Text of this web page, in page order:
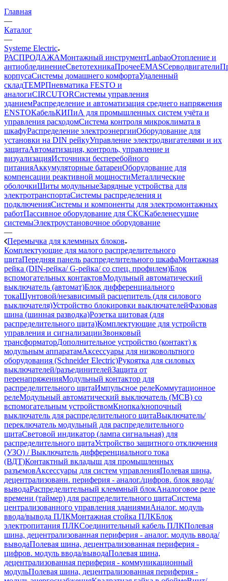
Главная
—
Каталог
—
Systeme Electric
РАСПРОДАЖАМонтажный инструментLanbaoОтопление и
антиоблединениеСветотехникаПрочееEMASCерводвигатели
корпусаСистемы домашнего комфортаУдаленный
складTEMPПневматика FESTO и
аналогиCIRCUTORСистемы управления
зданиемРаспределение и автоматизация среднего напряжения
ENSTOКабельКИПиА для промышленных систем учёта и
управления расходомСистема контроля микроклимата в
шкафуРаспределение электроэнергииОборудование для
установки на DIN рейкуУправление электродвигателями и их
защитаАвтоматизация, контроль, управление и
визуализацияИсточники бесперебойного
питанияАккумуляторные батареиОборудование для
компенсации реактивной мощностиМеталлические
оболочкиЩиты модульныеЗарядные устройства для
электротранспортаСистемы распределения и
подключенияСистемы и компоненты для электромонтажных
работПассивное оборудование для СКСКабеленесущие
системыЭлектроустановочное оборудование
—
Перемычка для клеммных блоков
Комплектующие для малого распределительного
щитаПередняя панель распределительного шкафаМонтажная
рейка (DIN-рейка/ G-рейка/ со спец. профилем)Блок
вспомогательных контактовМодульный автоматический
выключатель (автомат)Блок дифференциального
токаШунтовой/независимый расцепитель (для силового
выключателя)Устройство блокировки выключателейФазовая
шина (шинная разводка)Розетка щитовая (для
распределительного щита)Комплектующие для устройств
управления и сигнализацииЗвонковый
трансформаторДополнительное устройство (контакт) к
модульным аппаратамАксессуары для низковольтного
оборудования (Schneider Electric)Рукоятка для силовых
выключателей/разъединителейЗащита от
перенапряженияМодульный контактор для
распределительного щитаИмпульсное релеКоммутационное
релеМодульный автоматический выключатель (MCB) со
вспомогательным устройствомКнопка/кнопочный
выключатель для распределительного щитаВыключатель/
переключатель модульный для распределительного
щитаСветовой индикатор (лампа сигнальная) для
распределительного щитаУстройство защитного отключения
(УЗО) / Выключатель дифференциального тока
(ВДТ)Контактный вкладыш для промышленных
разъемовАксессуары для систем управленияПолевая шина,
децентрализованн. периферия - аналог./цифров. блок ввода/
выводаРаспределительный клеммный блокАналоговое реле
времени (таймер) для распределительного щитаСистема
централизованного управления зданиямиАналог. модуль
ввода/вывода ПЛКМонтажная стойка ПЛКБлок
электропитания ПЛКСоединительный кабель ПЛКПолевая
шина, децентрализованная периферия - аналог. модуль ввода/
выводаПолевая шина, децентрализованная периферия -
цифров. модуль ввода/выводаПолевая шина,
децентрализованная периферия - коммуникационный
модульПолевая шина, децентрализованная периферия -